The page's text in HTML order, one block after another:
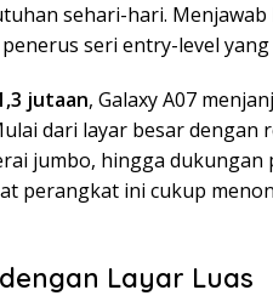
sehari-hari.
penerus seri entry-level
jutaan, Galaxy A07
dari layar besar dengan
jumbo, hingga
perangkat ini cukup
Layar Luas